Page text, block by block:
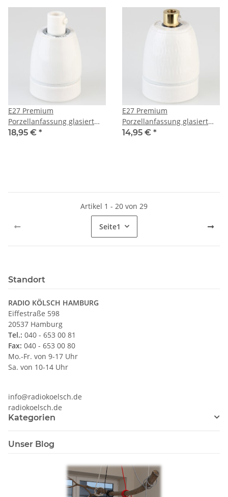
E27 Premium
Porzellanfassung glasiert
mit Kabel Zugentlastung
18,95 € *
E27 Premium
Porzellanfassung glasiert
mit Kabel Zugentlastung
14,95 € *
Artikel 1 - 20 von 29
Seite1
Standort
RADIO KÖLSCH HAMBURG
Eiffestraße 598
20537 Hamburg
Tel.: 040 - 653 00 81
Fax: 040 - 653 00 80
Mo.-Fr. von 9-17 Uhr
Sa. von 10-14 Uhr
info@radiokoelsch.de
radiokoelsch.de
Kategorien
Unser Blog